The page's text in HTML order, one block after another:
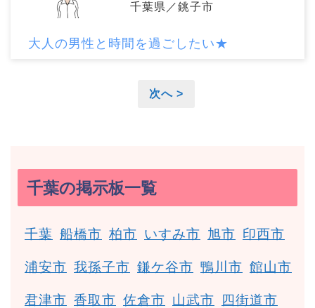
千葉県／銚子市
大人の男性と時間を過ごしたい★
次へ >
千葉の掲示板一覧
千葉 船橋市 柏市 いすみ市 旭市 印西市
浦安市 我孫子市 鎌ケ谷市 鴨川市 館山市
君津市 香取市 佐倉市 山武市 四街道市